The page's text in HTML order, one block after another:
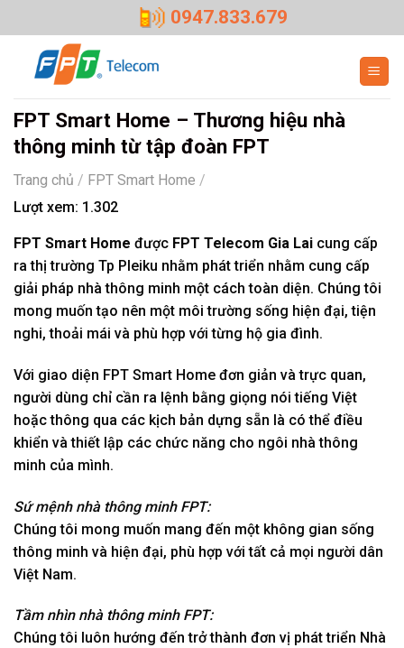
to
content
0947.833.679
FPT Smart Home – Thương hiệu nhà
thông minh từ tập đoàn FPT
Trang chủ / FPT Smart Home /
Lượt xem: 1.302
FPT Smart Home được FPT Telecom Gia Lai cung cấp
ra thị trường Tp Pleiku nhằm phát triển nhằm cung cấp
giải pháp nhà thông minh một cách toàn diện. Chúng tôi
mong muốn tạo nên một môi trường sống hiện đại, tiện
nghi, thoải mái và phù hợp với từng hộ gia đình.
Với giao diện FPT Smart Home đơn giản và trực quan,
người dùng chỉ cần ra lệnh bằng giọng nói tiếng Việt
hoặc thông qua các kịch bản dựng sẵn là có thể điều
khiển và thiết lập các chức năng cho ngôi nhà thông
minh của mình.
Sứ mệnh nhà thông minh FPT:
Chúng tôi mong muốn mang đến một không gian sống
thông minh và hiện đại, phù hợp với tất cả mọi người dân
Việt Nam.
Tầm nhìn nhà thông minh FPT:
Chúng tôi luôn hướng đến trở thành đơn vị phát triển Nhà